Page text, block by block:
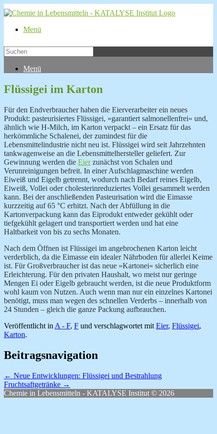
Menü
Menü
Flüssigei im Karton
Für den Endverbraucher haben die Eierverarbeiter ein neues
Produkt: pasteurisiertes Flüssigei, »garantiert salmonellenfrei« und,
ähnlich wie H-Milch, im Karton verpackt – ein Ersatz für das
herkömmliche Schalenei, der zumindest für die
Lebensmittelindustrie nicht neu ist. Flüssigei wird seit Jahrzehnten
tankwagenweise an die Lebensmittelhersteller geliefert. Zur
Gewinnung werden die Eierzunächst von Schalen und
Verunreinigungen befreit. In einer Aufschlagmaschine werden
Eiweiß und Eigelb getrennt, wodurch nach Bedarf reines Eigelb,
Eiweiß, Vollei oder cholesterinreduziertes Vollei gesammelt werden
kann. Bei der anschließenden Pasteurisation wird die Eimasse
kurzzeitig auf 65 °C erhitzt. Nach der Abfüllung in die
Kartonverpackung kann das Eiprodukt entweder gekühlt oder
tiefgekühlt gelagert und transportiert werden und hat eine
Haltbarkeit von bis zu sechs Monaten.
Nach dem Öffnen ist Flüssigei im angebrochenen Karton leicht
verderblich, da die Eimasse ein idealer Nährboden für allerlei Keime
ist. Für Großverbraucher ist das neue »Kartonei« sicherlich eine
Erleichterung. Für den privaten Haushalt, wo meist nur geringe
Mengen Ei oder Eigelb gebraucht werden, ist die neue Produktform
wohl kaum von Nutzen. Auch wenn man nur ein einzelnes Kartonei
benötigt, muss man wegen des schnellen Verderbs – innerhalb von
24 Stunden – gleich die ganze Packung aufbrauchen.
Veröffentlicht in A - F, F und verschlagwortet mit Eier, Flüssigei,
Karton.
Beitragsnavigation
← Neue Entwicklungen: Flüssigei und Bestrahlung
Fruchtsaftgetränke →
Chemie in Lebensmitteln - KATALYSE Institut © 2026